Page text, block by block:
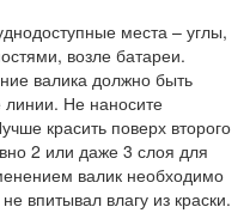
места – углы,
возле батареи.
валика должно быть
линии. Не наносите
красить поверх второго
2 или даже 3 слоя для
валик необходимо
впитывал влагу из краски.